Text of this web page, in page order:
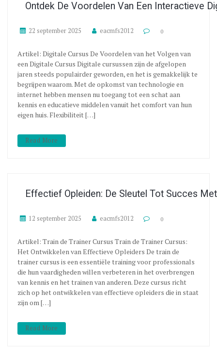
Ontdek De Voordelen Van Een Interactieve
22 september 2025 eacmfs2012 0
Artikel: Digitale Cursus De Voordelen van het Volgen van
een Digitale Cursus Digitale cursussen zijn de afgelopen
jaren steeds populairder geworden, en het is gemakkelijk te
begrijpen waarom. Met de opkomst van technologie en
internet hebben mensen nu toegang tot een schat aan
kennis en educatieve middelen vanuit het comfort van hun
eigen huis. Flexibiliteit […]
Read More
Effectief Opleiden: De Sleutel Tot Succes
12 september 2025 eacmfs2012 0
Artikel: Train de Trainer Cursus Train de Trainer Cursus:
Het Ontwikkelen van Effectieve Opleiders De train de
trainer cursus is een essentiële training voor professionals
die hun vaardigheden willen verbeteren in het overbrengen
van kennis en het trainen van anderen. Deze cursus richt
zich op het ontwikkelen van effectieve opleiders die in staat
zijn om […]
Read More